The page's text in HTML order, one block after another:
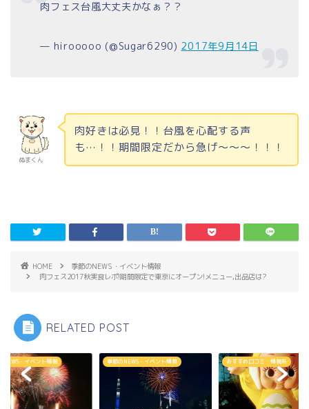
肉フェス台風大丈夫かなぁ？？
— hirooooo (@Sugar6290) 2017年9月14日
ぬまくん
肉好きは必見！！台風を心配する声
も…！！期間限定だから急げ～～～！！！
HOME
季節のNEWS・イベント情報
肉フェス2017秋実食レポ!期間限定で東京にオープン!メニュー,出品店は?
RELATED POST
NEWS・イベント情報 季節のNEWS・イベント情報 おすすめ口コミ・情報系